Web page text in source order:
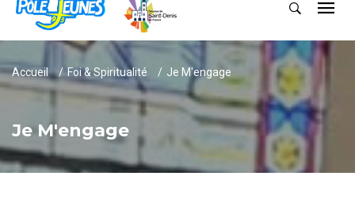
Accueil Foi & Spiritualité Je M'engage
Je M'engage